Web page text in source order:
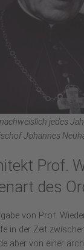
jedes
Johannes
Prof.
des
von Prof.
in der Zeit
aber von einer